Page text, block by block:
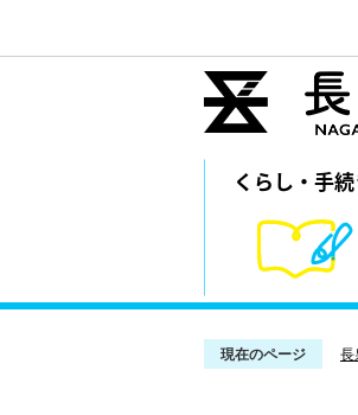
くらし・ ⼿
現在のページ 長